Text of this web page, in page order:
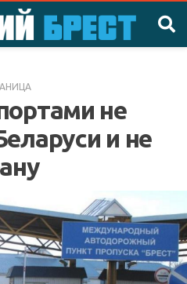
не
и не